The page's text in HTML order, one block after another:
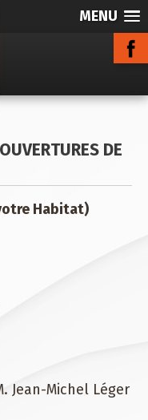
MENU
DE
Habitat)
Jean-Michel Léger